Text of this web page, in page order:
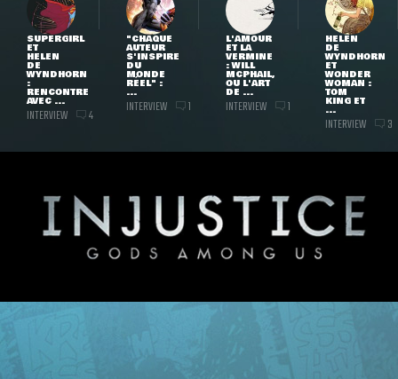
SUPERGIRL
ET
HELEN
DE
WYNDHORN
:
RENCONTRE
AVEC ...
INTERVIEW 4
"CHAQUE
AUTEUR
S'INSPIRE
DU
MONDE
RÉEL" :
...
INTERVIEW 1
L'AMOUR
ET LA
VERMINE
: WILL
MCPHAIL,
OU L'ART
DE ...
INTERVIEW 1
HELEN
DE
WYNDHORN
ET
WONDER
WOMAN :
TOM
KING ET
...
INTERVIEW 3